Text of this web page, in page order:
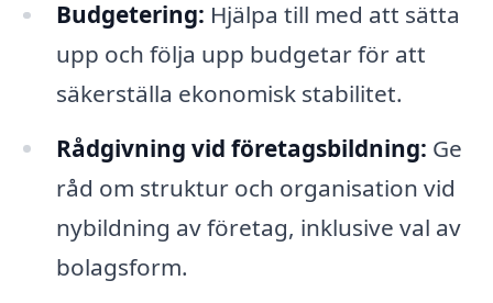
Budgetering: Hjälpa till med att sätta
upp och följa upp budgetar för att
säkerställa ekonomisk stabilitet.
Rådgivning vid företagsbildning: Ge
råd om struktur och organisation vid
nybildning av företag, inklusive val av
bolagsform.